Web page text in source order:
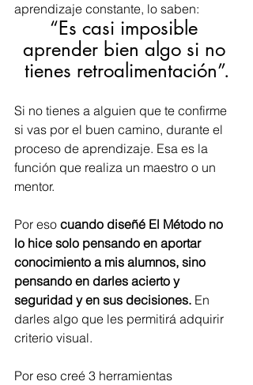
aprendizaje constante, lo saben:
“Es casi imposible
aprender bien algo si no
tienes retroalimentación”.
Si no tienes a alguien que te confirme
si vas por el buen camino, durante el
proceso de aprendizaje. Esa es la
función que realiza un maestro o un
mentor.
Por eso cuando diseñé El Método no
lo hice solo pensando en aportar
conocimiento a mis alumnos, sino
pensando en darles acierto y
seguridad y en sus decisiones. En
darles algo que les permitirá adquirir
criterio visual.
Por eso creé 3 herramientas